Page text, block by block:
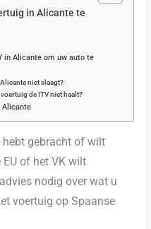
in Alicante te
in Alicante om uw auto te
niet slaagt?
de ITV niet haalt?
Alicante
hebt gebracht of wilt
EU of het VK wilt
nodig over wat u
voertuig op Spaanse